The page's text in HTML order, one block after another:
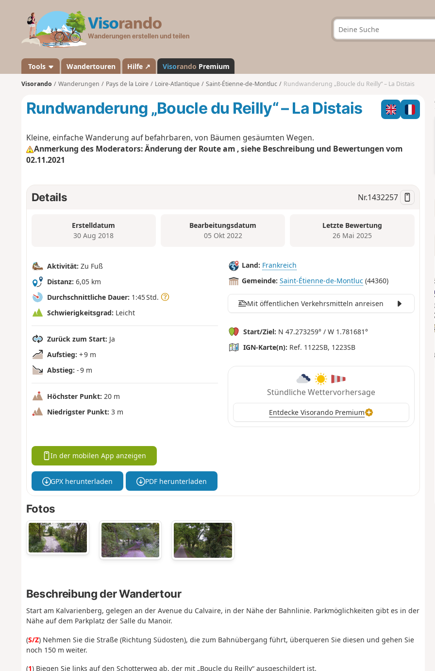
a
n
d
Tools Wandertouren Hilfe ↗ Visorando Premium
Visorando Wanderungen Pays de la Loire Loire-Atlantique Saint-Étienne-de-Montluc Rundwanderung „Boucle du Reilly“ – La Distais
Rundwanderung „Boucle du Reilly“ – La Distais
Kleine, einfache Wanderung auf befahrbaren, von Bäumen gesäumten Wegen.
Anmerkung des Moderators: Änderung der Route am , siehe Beschreibung und Bewertungen vom
02.11.2021
Details Nr.1432257
Erstelldatum
30 Aug 2018
Bearbeitungsdatum
05 Okt 2022
Letzte Bewertung
26 Mai 2025
Aktivität: Zu Fuß
Distanz: 6,05 km
Durchschnittliche Dauer: 1:45 Std.
Schwierigkeitsgrad: Leicht
Zurück zum Start: Ja
Aufstieg: + 9 m
Abstieg: - 9 m
Höchster Punkt: 20 m
Niedrigster Punkt: 3 m
Land: Frankreich
Gemeinde: Saint-Étienne-de-Montluc (44360)
Mit öffentlichen Verkehrsmitteln anreisen
Start/Ziel: N 47.273259° / W 1.781681°
IGN-Karte(n): Ref. 1122SB, 1223SB
Stündliche Wettervorhersage
Entdecke Visorando Premium
In der mobilen App anzeigen
GPX herunterladen PDF herunterladen
Fotos
Beschreibung der Wandertour
Start am Kalvarienberg, gelegen an der Avenue du Calvaire, in der Nähe der Bahnlinie. Parkmöglichkeiten gibt es in der
Nähe auf dem Parkplatz der Salle du Manoir.
(S/Z) Nehmen Sie die Straße (Richtung Südosten), die zum Bahnübergang führt, überqueren Sie diesen und gehen Sie
noch 150 m weiter.
(1) Biegen Sie links auf den Schotterweg ab, der mit „Boucle du Reilly“ ausgeschildert ist.